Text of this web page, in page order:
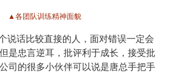
▲各团队训练精神面貌
说话比较直接的人，面对错误一定会
是忠言逆耳，批评利于成长，接受批
司的很多小伙伴可以说是唐总手把手